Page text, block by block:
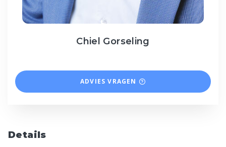
Chiel Gorseling
ADVIES VRAGEN
Details